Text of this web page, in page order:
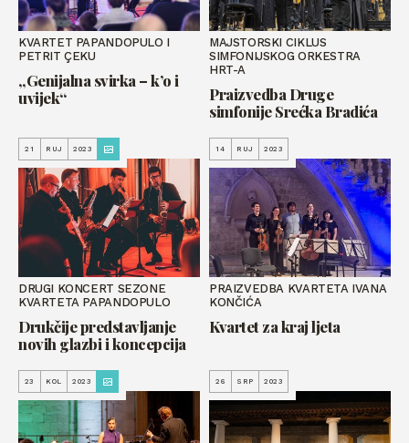
KVARTET PAPANDOPULO I
PETRIT ÇEKU
„Genijalna svirka – k’o i
uvijek“
MAJSTORSKI CIKLUS
SIMFONIJSKOG ORKESTRA
HRT-A
Praizvedba Druge
simfonije Srećka Bradića
21 RUJ 2023
DRUGI KONCERT SEZONE
KVARTETA PAPANDOPULO
Drukčije predstavljanje
novih glazbi i koncepcija
14 RUJ 2023
PRAIZVEDBA KVARTETA IVANA
KONČIĆA
Kvartet za kraj ljeta
23 KOL 2023 26 SRP 2023